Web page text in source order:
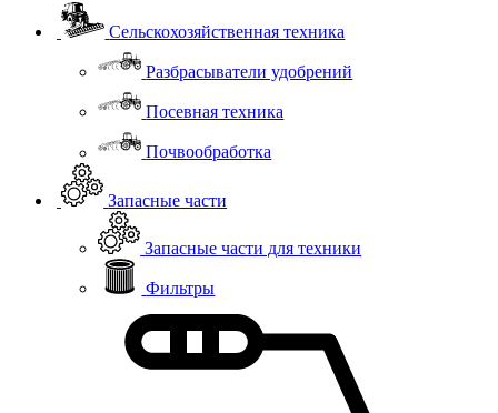
Сельскохозяйственная техника
Разбрасыватели удобрений
Посевная техника
Почвообработка
Запасные части
Запасные части для техники
Фильтры